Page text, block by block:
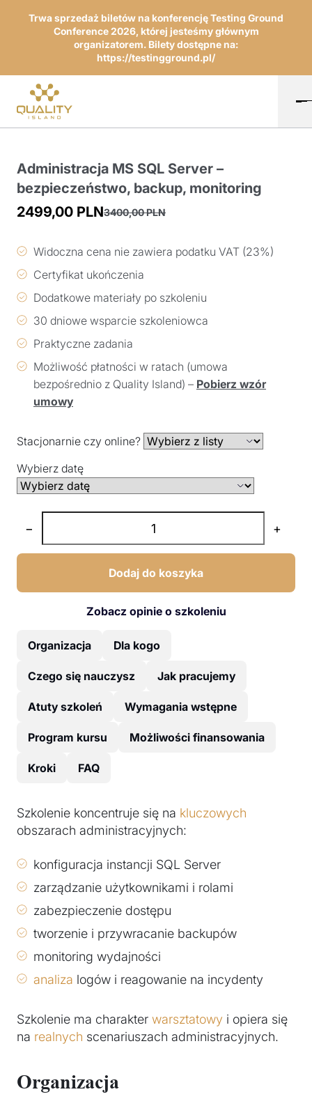
Trwa sprzedaż biletów na konferencję Testing Ground
Conference 2026, której jesteśmy głównym
organizatorem. Bilety dostępne na:
https://testingground.pl/
Administracja MS SQL Server –
bezpieczeństwo, backup, monitoring
3400,00PLN
cena
3400,00 PLN.
2499,00 PLN
cena
2499,00 PLN.
Widoczna cena nie zawiera podatku VAT (23%)
Certyfikat ukończenia
Dodatkowe materiały po szkoleniu
30 dniowe wsparcie szkoleniowca
Praktyczne zadania
Możliwość płatności w ratach (umowa
bezpośrednio z Quality Island) – Pobierz wzór
umowy
Stacjonarnie czy online?
Wybierz datę
− +
Dodaj do koszyka
Zobacz opinie o szkoleniu
Organizacja Dla kogo
Czego się nauczysz Jak pracujemy
Atuty szkoleń Wymagania wstępne
Program kursu Możliwości finansowania
Kroki FAQ
Szkolenie koncentruje się na kluczowych
obszarach administracyjnych:
konfiguracja instancji SQL Server
zarządzanie użytkownikami i rolami
zabezpieczenie dostępu
tworzenie i przywracanie backupów
monitoring wydajności
analiza logów i reagowanie na incydenty
Szkolenie ma charakter warsztatowy i opiera się
na realnych scenariuszach administracyjnych.
Organizacja